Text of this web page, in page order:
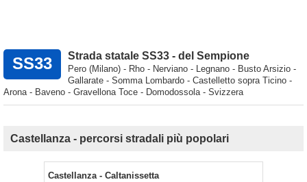
SS33 Strada statale SS33 - del Sempione
Pero (Milano) - Rho - Nerviano - Legnano - Busto Arsizio -
Gallarate - Somma Lombardo - Castelletto sopra Ticino -
Arona - Baveno - Gravellona Toce - Domodossola - Svizzera
Castellanza - percorsi stradali più popolari
Castellanza - Caltanissetta